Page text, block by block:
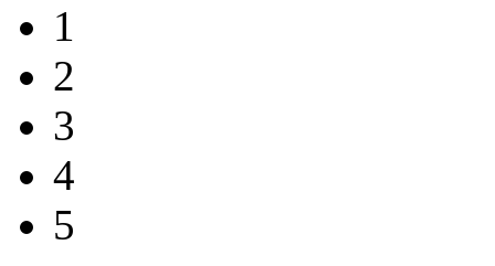
1
2
3
4
5